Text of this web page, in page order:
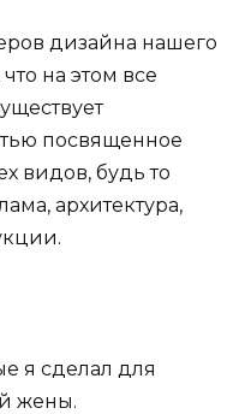
дизайна нашего
на этом все
посвященное
видов, будь то
архитектура,
я сделал для
жены.